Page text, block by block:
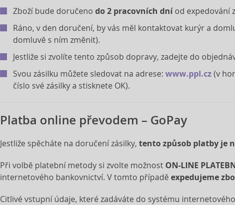
Zboží bude doručeno do 2 pracovních dníod expedování
Ráno, v den doručení, by vás měl kontaktovat kurýr a
domluvě s ním změnit).
Jestliže si zvolíte tento způsob dopravy, zadejte do
Svou zásilku můžete sledovat na adrese: www.ppl.cz(v
číslo své zásilky a stisknete OK).
Platba online převodem – GoPay
Jestliže spěcháte na doručení zásilky, tento způsob platby je
Při volbě platební metody si zvolte možnost ON-LINE
internetového bankovnictví. V tomto případě expedujeme
Citlivé vstupní údaje, které zadáváte do systému